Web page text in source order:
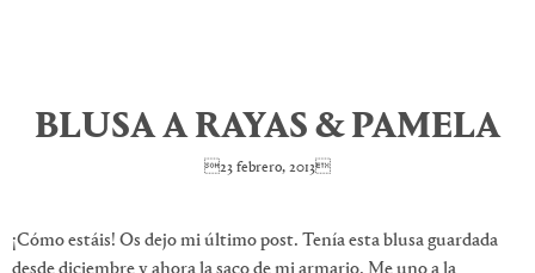
BLUSA A RAYAS & PAMELA
23 febrero, 2013
¡Cómo estáis! Os dejo mi último post. Tenía esta blusa guardada